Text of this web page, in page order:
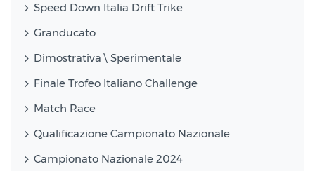
Speed Down Italia Drift Trike
Granducato
Dimostrativa \ Sperimentale
Finale Trofeo Italiano Challenge
Match Race
Qualificazione Campionato Nazionale
Campionato Nazionale 2024